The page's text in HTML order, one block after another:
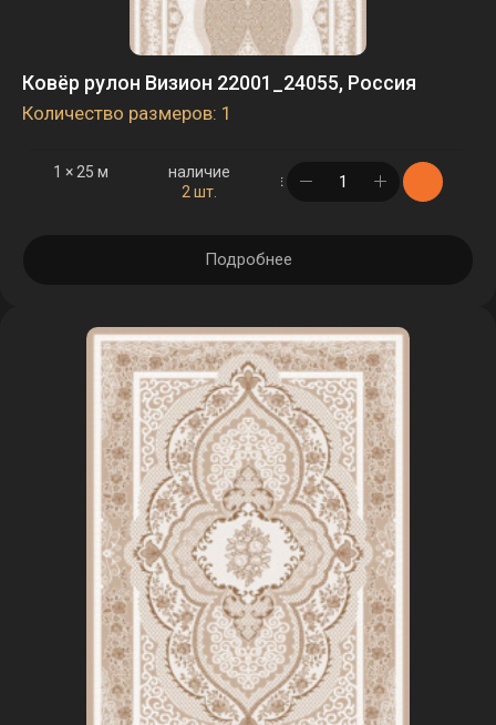
Ковёр рулон Визион 22001_24055, Россия
Количество размеров: 1
1 × 25 м
наличие
2 шт.
в корзине
Подробнее